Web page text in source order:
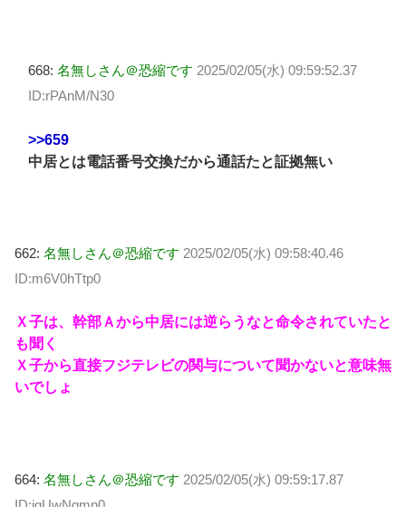
668: 名無しさん＠恐縮です 2025/02/05(水) 09:59:52.37
ID:rPAnM/N30
>>659
中居とは電話番号交換だから通話たと証拠無い
662: 名無しさん＠恐縮です 2025/02/05(水) 09:58:40.46
ID:m6V0hTtp0
Ｘ子は、幹部Ａから中居には逆らうなと命令されていたと
も聞く
Ｘ子から直接フジテレビの関与について聞かないと意味無
いでしょ
664: 名無しさん＠恐縮です 2025/02/05(水) 09:59:17.87